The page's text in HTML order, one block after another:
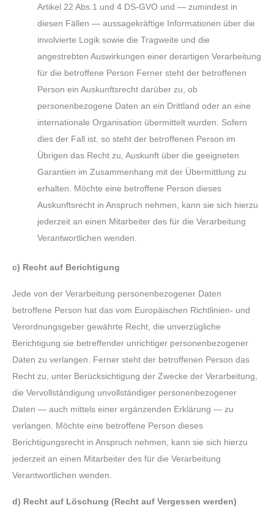
Artikel 22 Abs.1 und 4 DS-GVO und — zumindest in
diesen Fällen — aussagekräftige Informationen über die
involvierte Logik sowie die Tragweite und die
angestrebten Auswirkungen einer derartigen Verarbeitung
für die betroffene Person Ferner steht der betroffenen
Person ein Auskunftsrecht darüber zu, ob
personenbezogene Daten an ein Drittland oder an eine
internationale Organisation übermittelt wurden. Sofern
dies der Fall ist, so steht der betroffenen Person im
Übrigen das Recht zu, Auskunft über die geeigneten
Garantien im Zusammenhang mit der Übermittlung zu
erhalten. Möchte eine betroffene Person dieses
Auskunftsrecht in Anspruch nehmen, kann sie sich hierzu
jederzeit an einen Mitarbeiter des für die Verarbeitung
Verantwortlichen wenden.
c) Recht auf Berichtigung
Jede von der Verarbeitung personenbezogener Daten
betroffene Person hat das vom Europäischen Richtlinien- und
Verordnungsgeber gewährte Recht, die unverzügliche
Berichtigung sie betreffender unrichtiger personenbezogener
Daten zu verlangen. Ferner steht der betroffenen Person das
Recht zu, unter Berücksichtigung der Zwecke der Verarbeitung,
die Vervollständigung unvollständiger personenbezogener
Daten — auch mittels einer ergänzenden Erklärung — zu
verlangen. Möchte eine betroffene Person dieses
Berichtigungsrecht in Anspruch nehmen, kann sie sich hierzu
jederzeit an einen Mitarbeiter des für die Verarbeitung
Verantwortlichen wenden.
d) Recht auf Löschung (Recht auf Vergessen werden)